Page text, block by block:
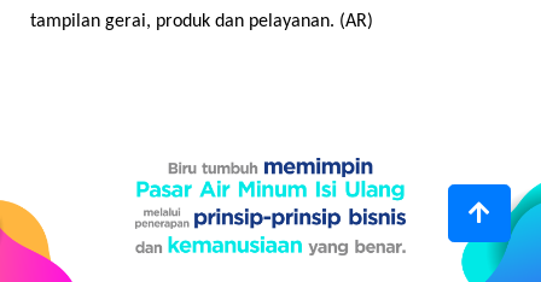
tampilan gerai, produk dan pelayanan. (AR)